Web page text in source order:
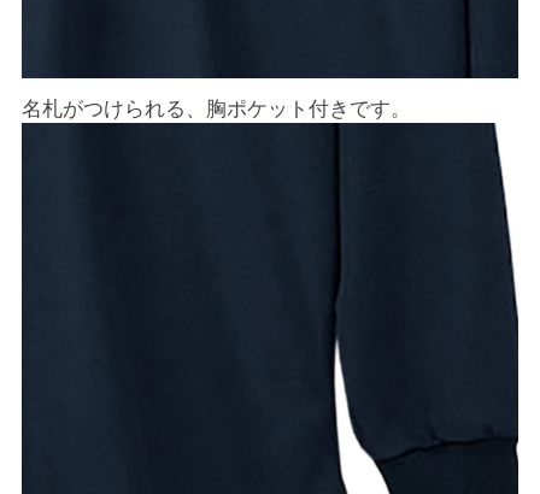
名札がつけられる、胸ポケット付きです。